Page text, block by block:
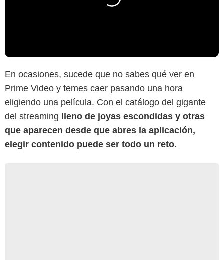
En ocasiones, sucede que no sabes qué ver en
Prime Video y temes caer pasando una hora
eligiendo una película. Con el catálogo del gigante
del streaming lleno de joyas escondidas y otras
que aparecen desde que abres la aplicación,
elegir contenido puede ser todo un reto.